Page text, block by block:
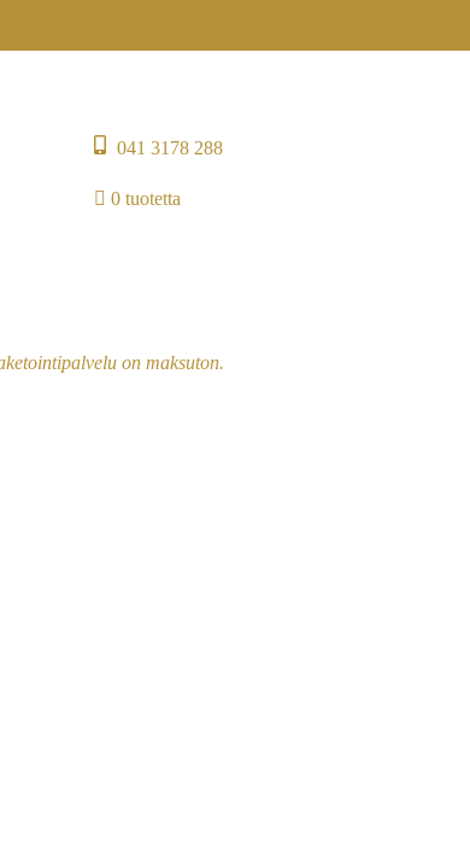
041 3178 288
0 tuotetta
on maksuton.